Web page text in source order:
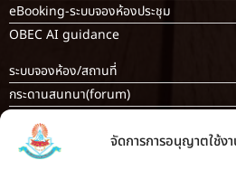
จัดการการอนุญาตใช้ง
eBooking-ระบบจองห้องประชุม
OBEC AI guidance
ระบบจองห้อง/สถานที่
กระดานสนทนา(forum)
ระบบส่งแผนการสอนออนไลน์
ระบบนิเทศการจัดการเรียนการสอน